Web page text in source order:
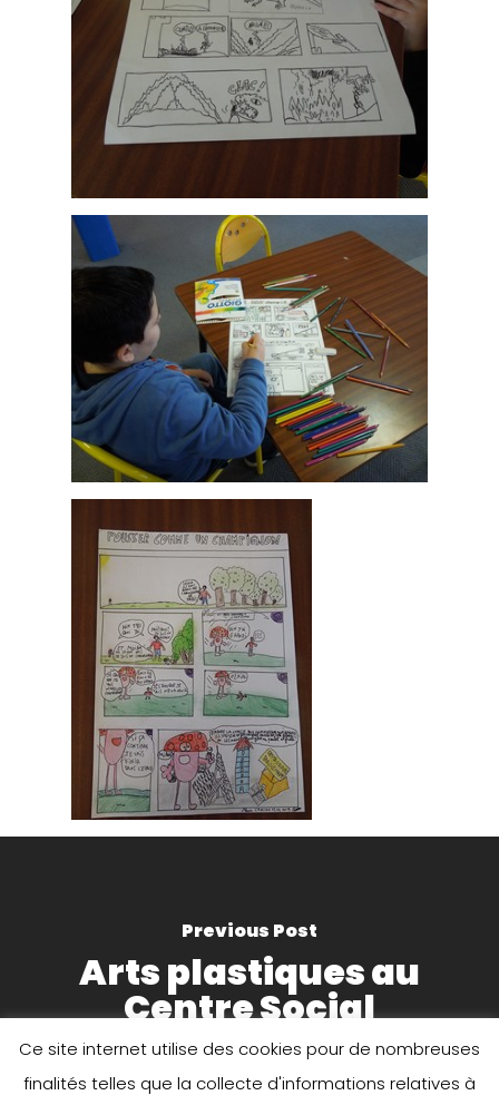
Previous Post
Arts plastiques au
Centre Social
Ce site internet utilise des cookies pour de nombreuses
finalités telles que la collecte d'informations relatives à